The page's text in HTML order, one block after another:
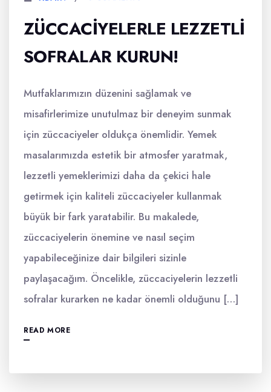
ZÜCCACIYELERLE LEZZETLI
SOFRALAR KURUN!
Mutfaklarımızın düzenini sağlamak ve
misafirlerimize unutulmaz bir deneyim sunmak
için züccaciyeler oldukça önemlidir. Yemek
masalarımızda estetik bir atmosfer yaratmak,
lezzetli yemeklerimizi daha da çekici hale
getirmek için kaliteli züccaciyeler kullanmak
büyük bir fark yaratabilir. Bu makalede,
züccaciyelerin önemine ve nasıl seçim
yapabileceğinize dair bilgileri sizinle
paylaşacağım. Öncelikle, züccaciyelerin lezzetli
sofralar kurarken ne kadar önemli olduğunu […]
READ MORE